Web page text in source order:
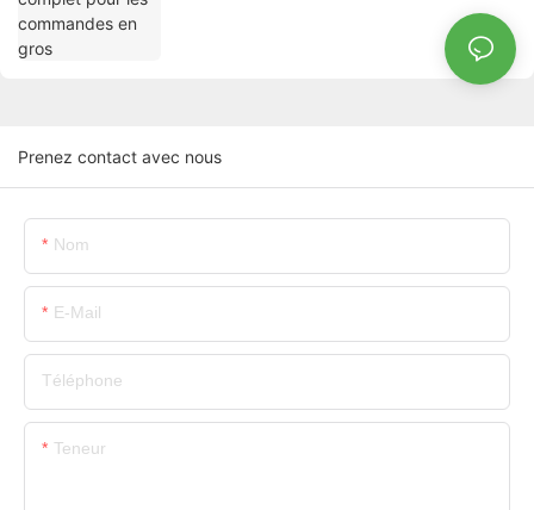
Prenez contact avec nous
Nom
E-Mail
Téléphone
Teneur